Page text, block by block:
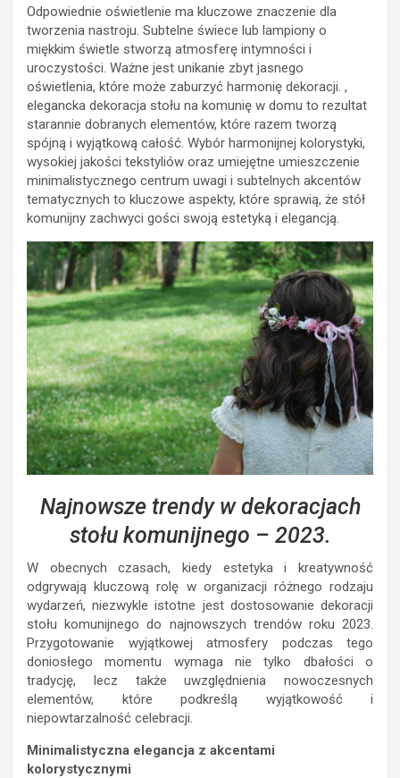
Odpowiednie oświetlenie ma kluczowe znaczenie dla
tworzenia nastroju. Subtelne świece lub lampiony o
miękkim świetle stworzą atmosferę intymności i
uroczystości. Ważne jest unikanie zbyt jasnego
oświetlenia, które może zaburzyć harmonię dekoracji. ,
elegancka dekoracja stołu na komunię w domu to rezultat
starannie dobranych elementów, które razem tworzą
spójną i wyjątkową całość. Wybór harmonijnej kolorystyki,
wysokiej jakości tekstyliów oraz umiejętne umieszczenie
minimalistycznego centrum uwagi i subtelnych akcentów
tematycznych to kluczowe aspekty, które sprawią, że stół
komunijny zachwyci gości swoją estetyką i elegancją.
Najnowsze trendy w dekoracjach
stołu komunijnego – 2023.
W obecnych czasach, kiedy estetyka i kreatywność
odgrywają kluczową rolę w organizacji różnego rodzaju
wydarzeń, niezwykle istotne jest dostosowanie dekoracji
stołu komunijnego do najnowszych trendów roku 2023.
Przygotowanie wyjątkowej atmosfery podczas tego
doniosłego momentu wymaga nie tylko dbałości o
tradycję, lecz także uwzględnienia nowoczesnych
elementów, które podkreślą wyjątkowość i
niepowtarzalność celebracji.
Minimalistyczna elegancja z akcentami
kolorystycznymi